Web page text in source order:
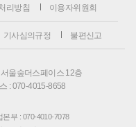
리방침 이용자위원회
기사심의규정 불편신고
울숲더스페이스 12층
: 070-4015-8658
본부 : 070-4010-7078